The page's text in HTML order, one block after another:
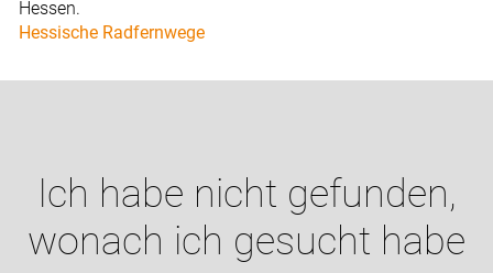
Hessen.
Hessische Radfernwege
Ich habe nicht gefunden,
wonach ich gesucht habe